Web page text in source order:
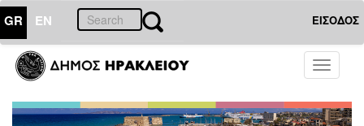
GR EN ΕΙΣΟΔΟΣ
Toggle
ΔΗΜΟΣ
Δημοτικές
Παρατάξεις